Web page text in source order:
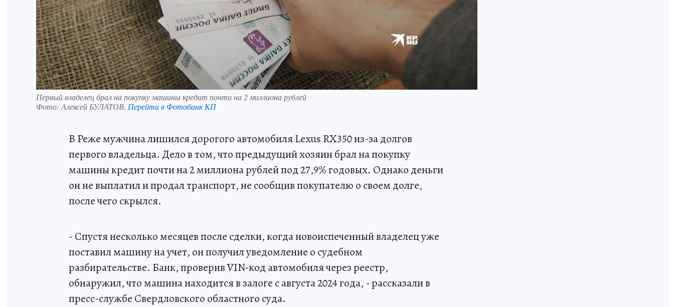
Первый владелец брал на покупку машины кредит почти на 2 миллиона рублей
Фото:Алексей БУЛАТОВ. Перейти в Фотобанк КП
В Реже мужчина лишился дорогого автомобиля Lexus RX350 из-за долгов
первого владельца. Дело в том, что предыдущий хозяин брал на покупку
машины кредит почти на 2 миллиона рублей под 27,9% годовых. Однако деньги
он не выплатил и продал транспорт, не сообщив покупателю о своем долге,
после чего скрылся.
- Спустя несколько месяцев после сделки, когда новоиспеченный владелец уже
поставил машину на учет, он получил уведомление о судебном
разбирательстве. Банк, проверив VIN-код автомобиля через реестр,
обнаружил, что машина находится в залоге с августа 2024 года, - рассказали в
пресс-службе Свердловского областного суда.